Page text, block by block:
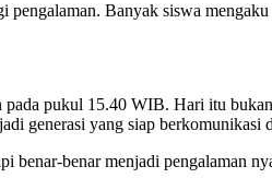
Banyak siswa
pukul 15.40 WIB. Hari itu
generasi yang siap berkomunikasi
benar-benar menjadi pengalaman